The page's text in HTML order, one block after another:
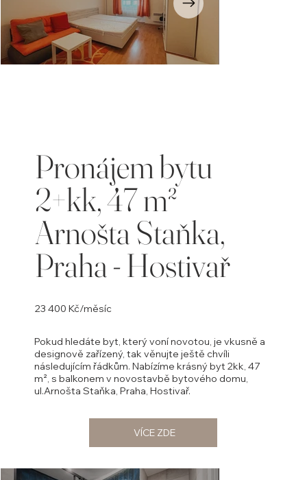
Pronájem bytu
2+kk, 47 m²
Arnošta Staňka,
Praha - Hostivař
23 400 Kč/měsíc
Pokud hledáte byt, který voní novotou, je vkusně a
designově zařízený, tak věnujte ještě chvíli
následujícím řádkům. Nabízíme krásný byt 2kk, 47
m², s balkonem v novostavbě bytového domu,
ul.Arnošta Staňka, Praha, Hostivař.
VÍCE ZDE